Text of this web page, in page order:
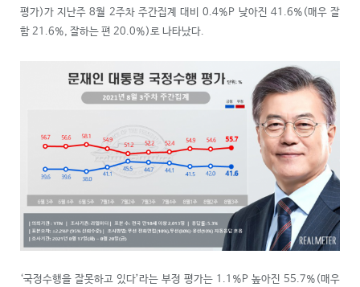
평가)가 지난주 8월 2주차 주간집계 대비 0.4%P 낮아진 41.6%(매우 잘
함 21.6%, 잘하는 편 20.0%)로 나타났다.
‘국정수행을 잘못하고 있다’라는 부정 평가는 1.1%P 높아진 55.7%(매우